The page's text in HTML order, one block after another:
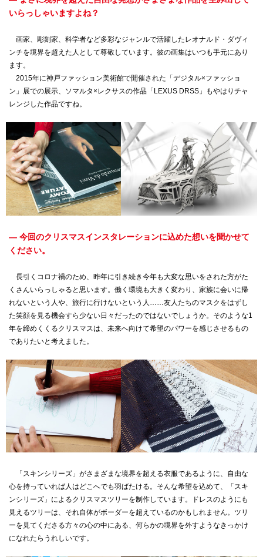
いらっしゃいますよね？
画家、彫刻家、科学者など多彩なジャンルで活躍したレオナルド・ダヴィ
ンチを境界を超えた人として尊敬しています。彼の画集はいつも手元にあり
ます。
2015年に神戸ファッション美術館で開催された「デジタル×ファッショ
ン」展での展示、ソマルタ×レクサスの作品「LEXUS DRSS」もやはりチャ
レンジした作品ですね。
— 今回のクリスマスインスタレーションに込めた想いを聞かせて
ください。
長引くコロナ禍のため、昨年に引き続き今年も大変な思いをされた方がた
くさんいらっしゃると思います。働く環境も大きく変わり、家族に会いに帰
れないという人や、旅行に行けないという人……友人たちのマスクをはずし
た笑顔を見る機会すら少ない日々だったのではないでしょうか。そのような1
年を締めくくるクリスマスは、未来へ向けて希望のパワーを感じさせるもの
でありたいと考えました。
「スキンシリーズ」がさまざまな境界を超える衣服であるように、自由な
心を持っていれば人はどこへでも羽ばたける。そんな希望を込めて、「スキ
ンシリーズ」によるクリスマスツリーを制作しています。ドレスのようにも
見えるツリーは、それ自体がボーダーを超えているのかもしれません。ツリ
ーを見てくださる方々の心の中にある、何らかの境界を外すようなきっかけ
になれたらうれしいです。